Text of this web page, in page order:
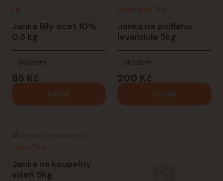
Janka Bílý ocet 10%
0,5 kg
85 Kč
Skladem
Detail
Janka na podlahu
levandule 5kg
200 Kč
Skladem
Detail
Janka na koupelny
višeň 5kg